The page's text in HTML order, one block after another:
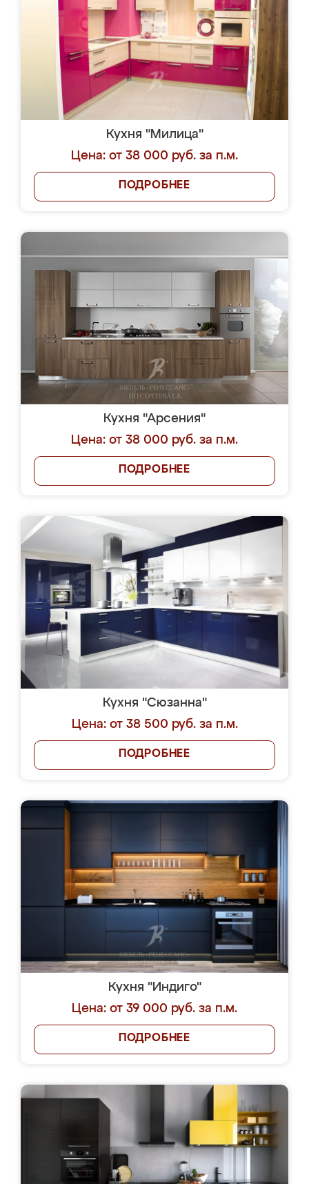
Кухня "Милица"
Цена: от 38 000 руб. за п.м.
ПОДРОБНЕЕ
Кухня "Арсения"
Цена: от 38 000 руб. за п.м.
ПОДРОБНЕЕ
Кухня "Сюзанна"
Цена: от 38 500 руб. за п.м.
ПОДРОБНЕЕ
Кухня "Индиго"
Цена: от 39 000 руб. за п.м.
ПОДРОБНЕЕ